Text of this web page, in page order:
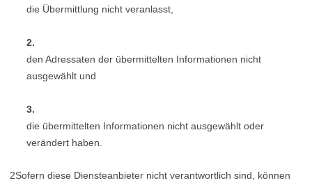
die Übermittlung nicht veranlasst,
2.
den Adressaten der übermittelten Informationen nicht
ausgewählt und
3.
die übermittelten Informationen nicht ausgewählt oder
verändert haben.
2Sofern diese Diensteanbieter nicht verantwortlich sind, können